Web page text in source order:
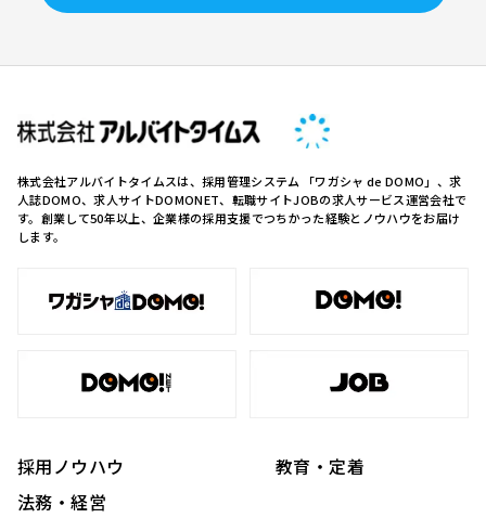
株式会社アルバイトタイムスは、採用管理システム 「ワガシャ de DOMO」、求
人誌DOMO、求人サイトDOMONET、転職サイトJOBの求人サービス運営会社で
す。創業して50年以上、企業様の採用支援でつちかった経験とノウハウをお届け
します。
採用ノウハウ
教育・定着
法務・経営